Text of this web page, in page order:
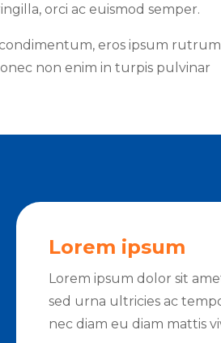
orci ac euismod semper.
eros ipsum rutrum
non enim in turpis pulvinar
Lorem ipsum
Lorem ipsum dolor sit
sed urna ultricies ac
nec diam eu diam mattis